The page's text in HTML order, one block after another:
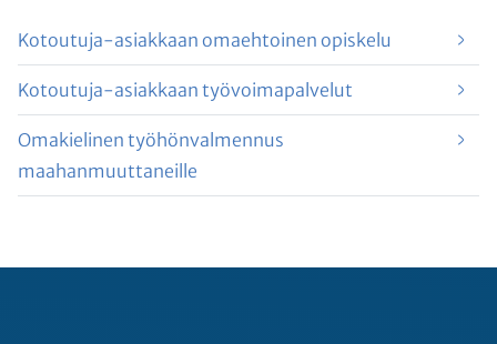
Kotoutuja-asiakkaan omaehtoinen opiskelu
Kotoutuja-asiakkaan työvoimapalvelut
Omakielinen työhönvalmennus
maahanmuuttaneille